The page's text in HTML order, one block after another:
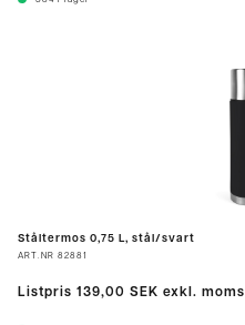
Ståltermos 0,75 L, stål/svart
ART.NR 82881
Listpris 139,00 SEK exkl. moms